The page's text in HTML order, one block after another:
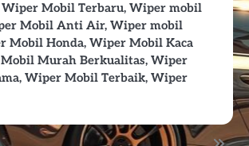
Wiper Mobil Terbaru, Wiper mobil
Mobil Anti Air, Wiper mobil
Mobil Honda, Wiper Mobil Kaca
Murah Berkualitas, Wiper
, Wiper Mobil Terbaik, Wiper